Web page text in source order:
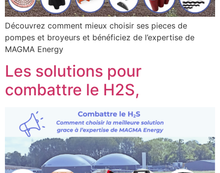
Découvrez comment mieux choisir ses pieces de
pompes et broyeurs et bénéficiez de l’expertise de
MAGMA Energy
Les solutions pour
combattre le H2S,